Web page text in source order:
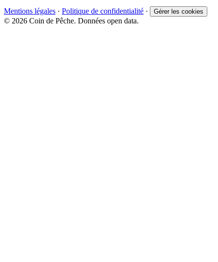
Mentions légales · Politique de confidentialité · Gérer les cookies
© 2026 Coin de Pêche. Données open data.